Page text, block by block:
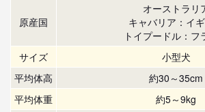
原産国
オーストラリ
キャバリア：イ
トイプードル：フ
サイズ
小型犬
平均体高
約30～35cm
平均体重
約5～9kg